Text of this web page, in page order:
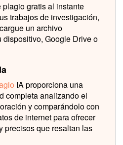
gratis al instante
trabajos de investigación,
un archivo
dispositivo, Google Drive o
IA proporciona una
completa analizando el
y comparándolo con
de internet para ofrecer
precisos que resaltan las